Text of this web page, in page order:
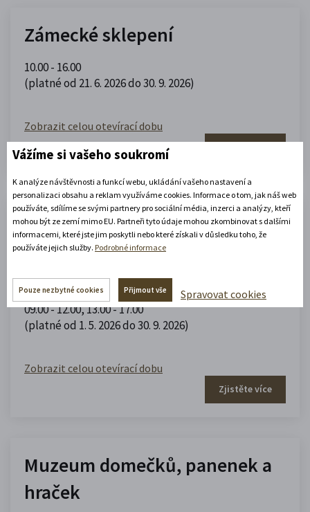
Zámecké sklepení
10.00 - 16.00
(platné od 21. 6. 2026 do 30. 9. 2026)
Zobrazit celou otevírací dobu
Portmoneum – Museum Josefa
Váchala
Portmoneum
09.00 - 12.00,13.00 - 17.00
(platné od 1. 5. 2026 do 30. 9. 2026)
Zobrazit celou otevírací dobu
Zjistěte více
Muzeum domečků, panenek a
hraček
Vážíme si vašeho soukromí
K analýze návštěvnosti a funkcí webu, ukládání vašeho nastavení a
personalizaci obsahu a reklam využíváme cookies. Informace o tom, jak náš web
používáte, sdílíme se svými partnery pro sociální média, inzerci a analýzy, kteří
mohou být ze zemí mimo EU. Partneři tyto údaje mohou zkombinovat s dalšími
informacemi, které jste jim poskytli nebo které získali v důsledku toho, že
používáte jejich služby. Podrobné informace
Pouze nezbytné cookies Přijmout vše Spravovat cookies